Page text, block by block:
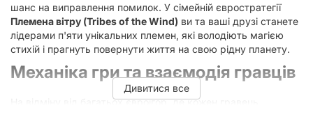
шанс на виправлення помилок. У сімейній євростратегії
Племена вітру (Tribes of the Wind) ви та ваші друзі станете
лідерами п'яти унікальних племен, які володіють магією
стихій і прагнуть повернути життя на свою рідну планету.
Механіка гри та взаємодія гравців
На відміну від багатьох євроігор, де кожен гравець
Дивитися все